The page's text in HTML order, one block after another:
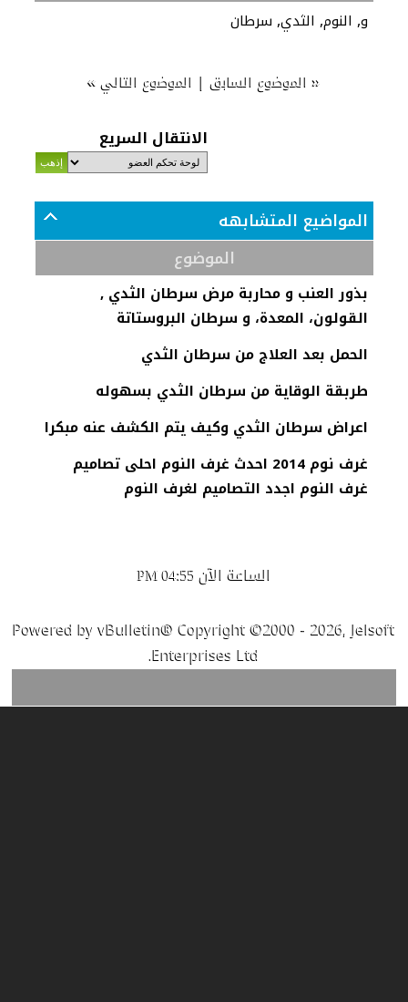
و, النوم, الثدي, سرطان
« الموضوع السابق| الموضوع التالي»
الانتقال السريع
المواضيع المتشابهه
الموضوع
بذور العنب و محاربة مرض سرطان الثدي ,
القولون، المعدة، و سرطان البروستاتة
الحمل بعد العلاج من سرطان الثدي
طربقة الوقاية من سرطان الثدي بسهوله
اعراض سرطان الثدي وكيف يتم الكشف عنه مبكرا
غرف نوم 2014 احدث غرف النوم احلى تصاميم
غرف النوم اجدد التصاميم لغرف النوم
الساعة الآن 04:55 PM
Powered by vBulletin® Copyright ©2000 - 2026, Jelsoft
Enterprises Ltd.